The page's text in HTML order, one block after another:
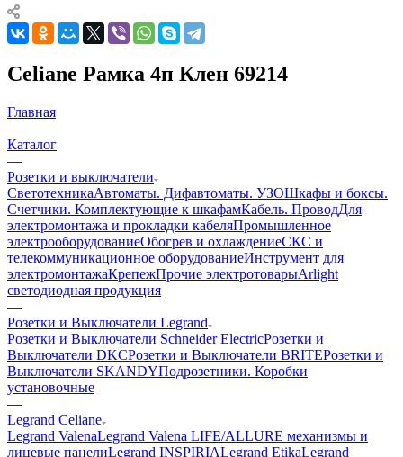
Celiane Рамка 4п Клен 69214
Главная
—
Каталог
—
Розетки и выключатели
СветотехникаАвтоматы. Дифавтоматы. УЗОШкафы и боксы.
Счетчики. Комплектующие к шкафамКабель. ПроводДля
электромонтажа и прокладки кабеляПромышленное
электрооборудованиеОбогрев и охлаждениеСКС и
телекоммуникационное оборудованиеИнструмент для
электромонтажаКрепежПрочие электротоварыArlight
светодиодная продукция
—
Розетки и Выключатели Legrand
Розетки и Выключатели Schneider ElectricРозетки и
Выключатели DKCРозетки и Выключатели BRITEРозетки и
Выключатели SKANDYПодрозетники. Коробки
установочные
—
Legrand Celiane
Legrand ValenaLegrand Valena LIFE/ALLURE механизмы и
лицевые панелиLegrand INSPIRIALegrand EtikaLegrand